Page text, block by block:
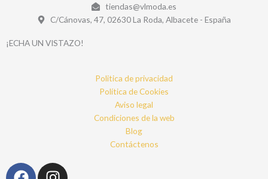
tiendas@vlmoda.es
C/Cánovas, 47, 02630 La Roda, Albacete - España
¡ECHA UN VISTAZO!
Politica de privacidad
Política de Cookies
Aviso legal
Condiciones de la web
Blog
Contáctenos
F
I